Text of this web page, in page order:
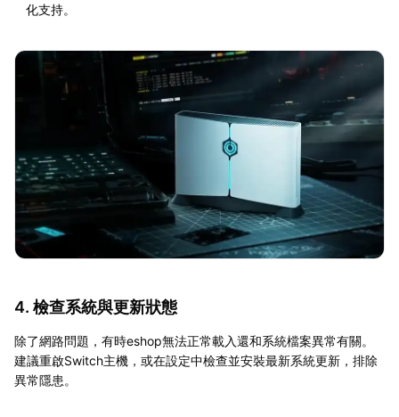
化支持。
4. 檢查系統與更新狀態
除了網路問題，有時eshop無法正常載入還和系統檔案異常有關。
建議重啟Switch主機，或在設定中檢查並安裝最新系統更新，排除
異常隱患。